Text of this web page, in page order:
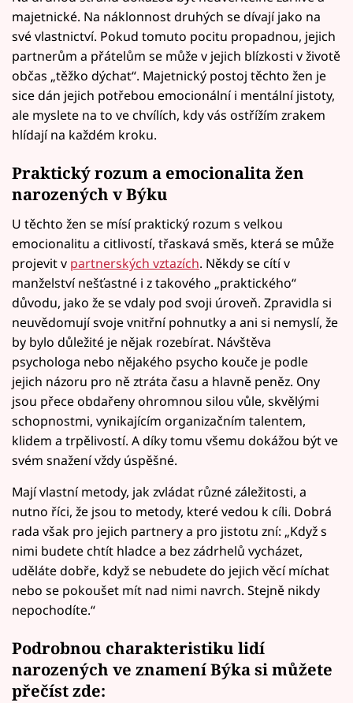
majetnické. Na náklonnost druhých se dívají jako na
své vlastnictví. Pokud tomuto pocitu propadnou, jejich
partnerům a přátelům se může v jejich blízkosti v životě
občas „těžko dýchat“. Majetnický postoj těchto žen je
sice dán jejich potřebou emocionální i mentální jistoty,
ale myslete na to ve chvílích, kdy vás ostřížím zrakem
hlídají na každém kroku.
Praktický rozum a emocionalita žen
narozených v Býku
U těchto žen se mísí praktický rozum s velkou
emocionalitu a citlivostí, třaskavá směs, která se může
projevit v partnerských vztazích. Někdy se cítí v
manželství nešťastné i z takového „praktického“
důvodu, jako že se vdaly pod svoji úroveň. Zpravidla si
neuvědomují svoje vnitřní pohnutky a ani si nemyslí, že
by bylo důležité je nějak rozebírat. Návštěva
psychologa nebo nějakého psycho kouče je podle
jejich názoru pro ně ztráta času a hlavně peněz. Ony
jsou přece obdařeny ohromnou silou vůle, skvělými
schopnostmi, vynikajícím organizačním talentem,
klidem a trpělivostí. A díky tomu všemu dokážou být ve
svém snažení vždy úspěšné.
Mají vlastní metody, jak zvládat různé záležitosti, a
nutno říci, že jsou to metody, které vedou k cíli. Dobrá
rada však pro jejich partnery a pro jistotu zní: „Když s
nimi budete chtít hladce a bez zádrhelů vycházet,
uděláte dobře, když se nebudete do jejich věcí míchat
nebo se pokoušet mít nad nimi navrch. Stejně nikdy
nepochodíte.“
Podrobnou charakteristiku lidí
narozených ve znamení Býka si můžete
přečíst zde: